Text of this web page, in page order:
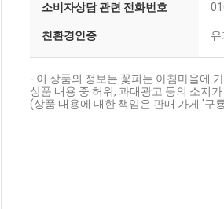
소비자상담 관련 전화번호
친환경인증
- 이 상품의 정보는 꽃피는 아침마을에
상품 내용 중 허위, 과대광고 등의 소지
(상품 내용에 대한 책임은 판매 가게 '구